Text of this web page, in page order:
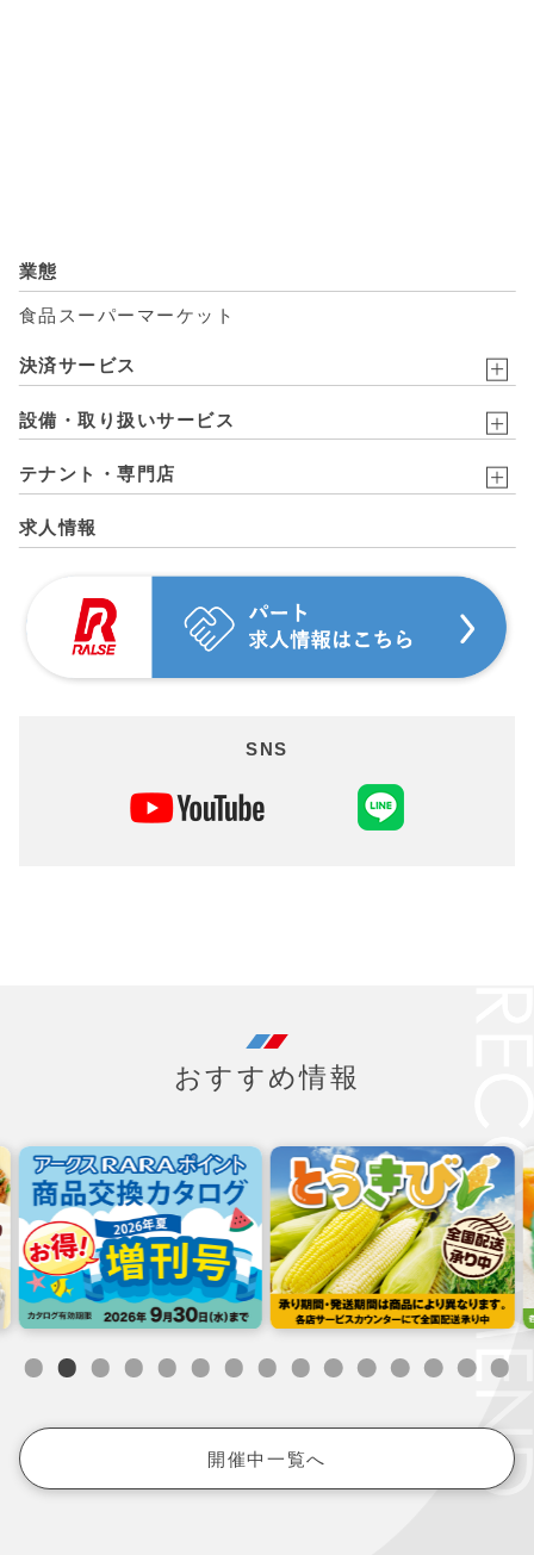
業態
食品スーパーマーケット
決済サービス
設備・取り扱いサービス
テナント・専門店
求人情報
SNS
おすすめ情報
開催中一覧へ